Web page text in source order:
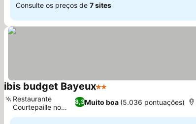
Consulte os preços de 7 sites
ibis budget Bayeux2 Estrelas
8,3Muito boa (5.036 pontuações)
Restaurante
Courtepaille no
local